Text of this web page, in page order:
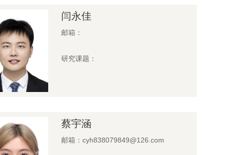
闫永佳
邮箱：
研究课题：
蔡宇涵
邮箱：cyh838079849@126.com